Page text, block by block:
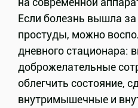
Если болезнь вышла
простуды, можно
дневного стационара:
доброжелательные
облегчить состояние,
внутримышечные и